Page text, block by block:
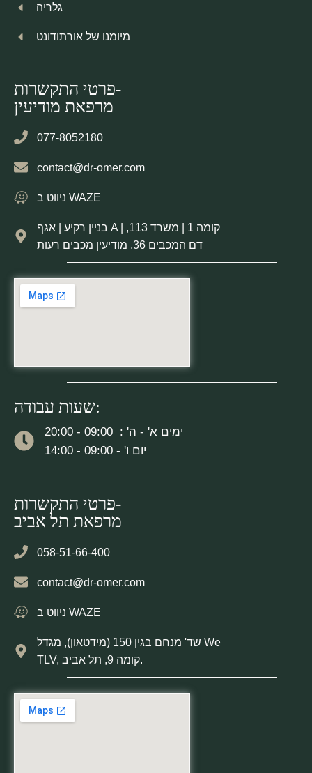
גלריה
מיומנו של אורתודונט
פרטי התקשרות-
מרפאת מודיעין
077-8052180
contact@dr-omer.com
ניווט ב WAZE
בניין רקיע | אגף A | קומה 1 | משרד 113,
דם המכבים 36, מודיעין מכבים רעות
שעות עבודה:
ימים א' - ה' : 09:00 - 20:00
יום ו' - 09:00 - 14:00
פרטי התקשרות-
מרפאת תל אביב
058-51-66-400
contact@dr-omer.com
ניווט ב WAZE
שד' מנחם בגין 150 (מידטאון), מגדל We
TLV, קומה 9, תל אביב.